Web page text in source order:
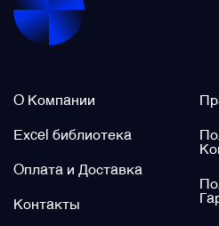
О Компании
Excel библиотека
Оплата и Доставка
Контакты
Щётки (угольные щётки)